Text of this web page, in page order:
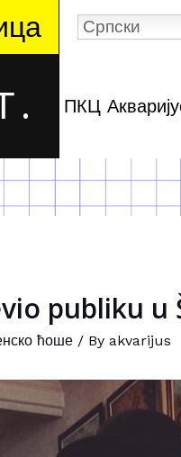
Српски
ПКЦ
publiku u
ћоше/ By akvarijus